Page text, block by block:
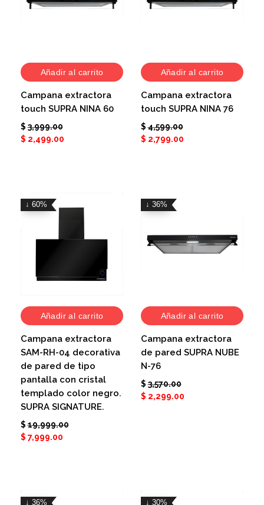
Añadir al carrito
Campana extractora
touch SUPRA NINA 60
$ 3,999.00
$ 2,499.00
Añadir al carrito
Campana extractora
touch SUPRA NINA 76
$ 4,599.00
$ 2,799.00
↓ 60%
Añadir al carrito
Campana extractora
SAM-RH-04 decorativa
de pared de tipo
pantalla con cristal
templado color negro.
SUPRA SIGNATURE.
$ 19,999.00
$ 7,999.00
↓ 36%
Añadir al carrito
Campana extractora
de pared SUPRA NUBE
N-76
$ 3,570.00
$ 2,299.00
↓ 36% ↓ 30%